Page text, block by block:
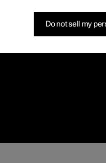
Do not sell my